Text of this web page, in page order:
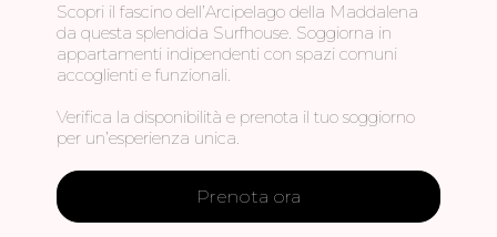
Scopri il fascino dell’Arcipelago della Maddalena
da questa splendida Surfhouse. Soggiorna in
appartamenti indipendenti con spazi comuni
accoglienti e funzionali.
Verifica la disponibilità e prenota il tuo soggiorno
per un’esperienza unica.
Prenota ora